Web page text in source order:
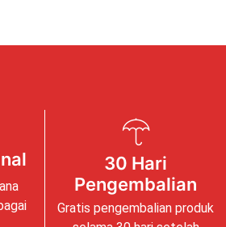
30 Hari
Pengembalian
Gratis pengembalian produk